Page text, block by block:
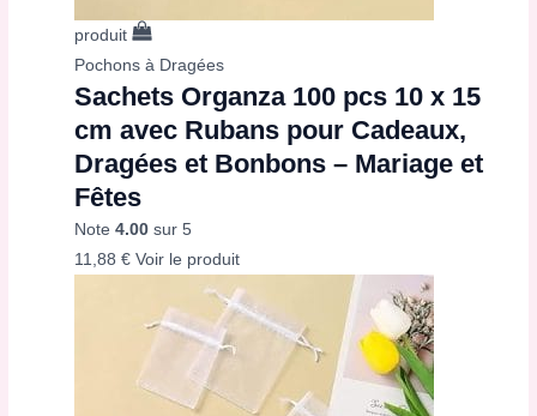
produit
Pochons à Dragées
Sachets Organza 100 pcs 10 x 15
cm avec Rubans pour Cadeaux,
Dragées et Bonbons – Mariage et
Fêtes
Note4.00 sur 5
11,88€ Voir le produit